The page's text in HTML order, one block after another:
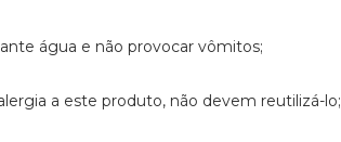
água e não provocar vômitos;
a este produto, não devem reutilizá-lo;